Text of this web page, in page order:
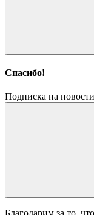
Спасибо!
Подписка на